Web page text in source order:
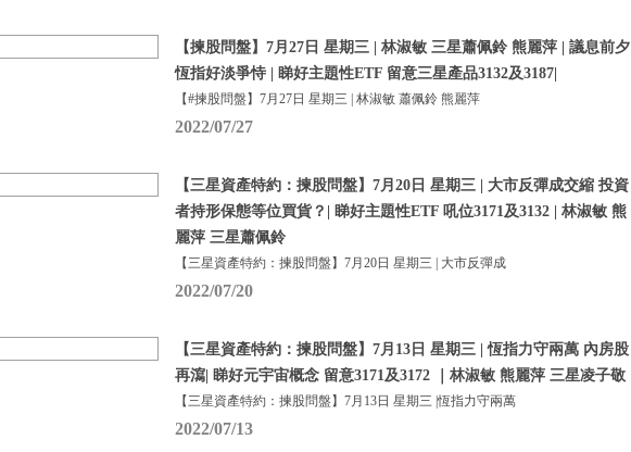
【揀股問盤】7月27日 星期三 | 林淑敏 三星蕭佩鈴 熊麗萍 | 議息前夕
恆指好淡爭恃 | 睇好主題性ETF 留意三星產品3132及3187|
【#揀股問盤】7月27日 星期三 | 林淑敏 蕭佩鈴 熊麗萍
2022/07/27
【三星資產特約：揀股問盤】7月20日 星期三 | 大市反彈成交縮 投資
者持形保態等位買貨？| 睇好主題性ETF 吼位3171及3132 | 林淑敏 熊
麗萍 三星蕭佩鈴
【三星資產特約：揀股問盤】7月20日 星期三 | 大市反彈成
2022/07/20
【三星資產特約：揀股問盤】7月13日 星期三 | 恆指力守兩萬 內房股
再瀉| 睇好元宇宙概念 留意3171及3172 ｜林淑敏 熊麗萍 三星凌子敬
【三星資產特約：揀股問盤】7月13日 星期三 |恆指力守兩萬
2022/07/13